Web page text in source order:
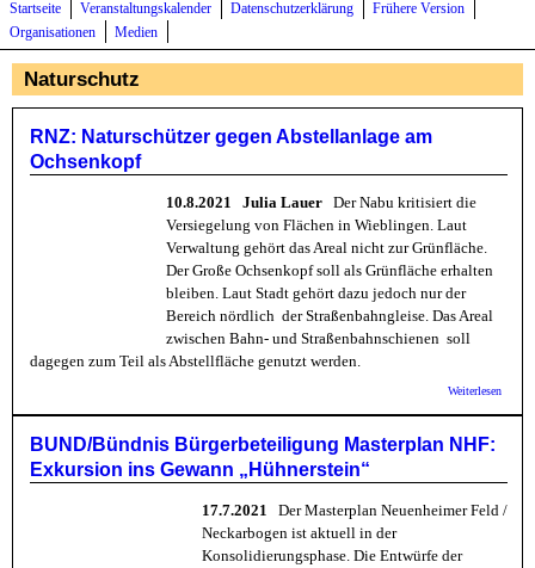
Startseite Veranstaltungskalender Datenschutzerklärung
Frühere Version
Organisationen
Medien
Naturschutz
RNZ: Naturschützer gegen Abstellanlage am
Ochsenkopf
10.8.2021 Julia Lauer Der Nabu kritisiert die
Versiegelung von Flächen in Wieblingen. Laut
Verwaltung gehört das Areal nicht zur Grünfläche.
Der Große Ochsenkopf soll als Grünfläche erhalten
bleiben. Laut Stadt gehört dazu jedoch nur der
Bereich nördlich der Straßenbahngleise. Das Areal
zwischen Bahn- und Straßenbahnschienen soll
dagegen zum Teil als Abstellfläche genutzt werden.
Weiterlesen
gegen
BUND/Bündnis Bürgerbeteiligung Masterplan NHF:
Exkursion ins Gewann „Hühnerstein“
17.7.2021 Der Masterplan Neuenheimer Feld /
Neckarbogen ist aktuell in der
Konsolidierungsphase. Die Entwürfe der